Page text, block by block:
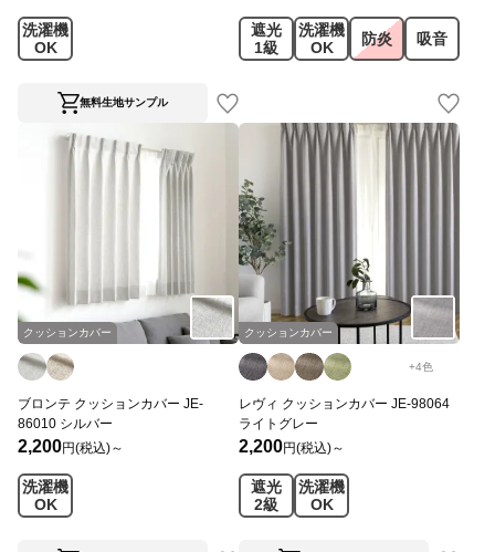
洗濯機
OK
無料生地サンプル
遮光
1級
洗濯機
OK
防炎 吸音
クッションカバー
ブロンテ クッションカバー JE-
86010 シルバー
2,200円(税込)～
洗濯機
OK
クッションカバー
+4色
レヴィ クッションカバー JE-98064
ライトグレー
2,200円(税込)～
遮光
2級
洗濯機
OK